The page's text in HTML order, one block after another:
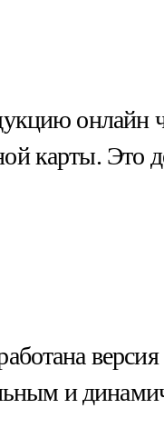
онлайн
карты. Это
и